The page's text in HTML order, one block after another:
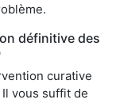
définitive des
curative
vous suffit de